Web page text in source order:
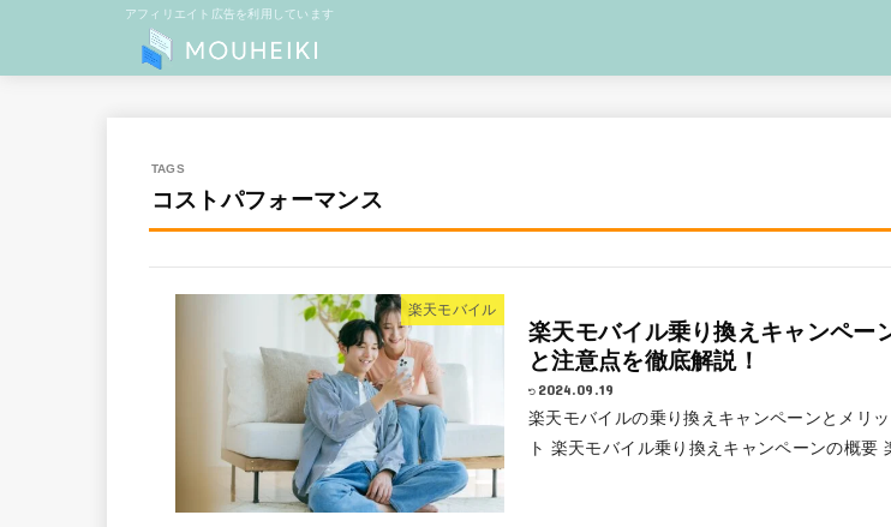
アフィリエイト広告を利用しています
コストパフォーマンス
楽天モバイル
楽天モバイル乗り換えキャンペー
と注意点を徹底解説！
2024.09.19
楽天モバイルの乗り換えキャンペーンとメリ
ト 楽天モバイル乗り換えキャンペーンの概要